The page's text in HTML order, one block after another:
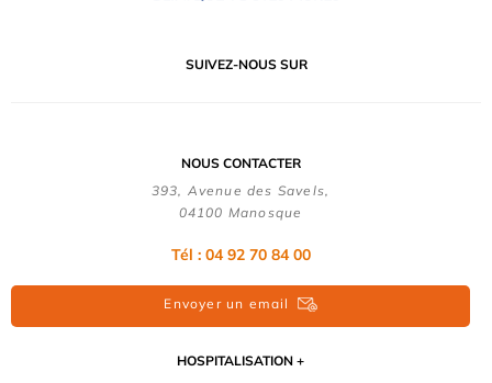
SUIVEZ-NOUS SUR
NOUS CONTACTER
393, Avenue des Savels,
04100 Manosque
Tél : 04 92 70 84 00
Envoyer un email
HOSPITALISATION